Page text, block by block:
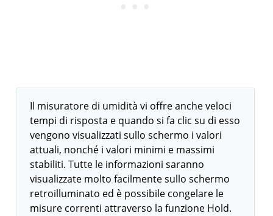
Il misuratore di umidità vi offre anche veloci
tempi di risposta e quando si fa clic su di esso
vengono visualizzati sullo schermo i valori
attuali, nonché i valori minimi e massimi
stabiliti. Tutte le informazioni saranno
visualizzate molto facilmente sullo schermo
retroilluminato ed è possibile congelare le
misure correnti attraverso la funzione Hold.